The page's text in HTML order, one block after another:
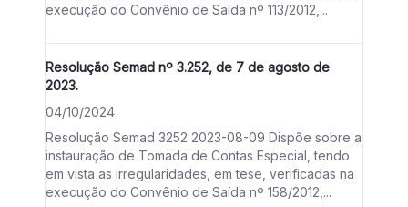
execução do Convênio de Saída nº 113/2012,...
Resolução Semad nº 3.252, de 7 de agosto de
2023.
04/10/2024
Resolução Semad 3252 2023-08-09 Dispõe sobre a
instauração de Tomada de Contas Especial, tendo
em vista as irregularidades, em tese, verificadas na
execução do Convênio de Saída nº 158/2012,...